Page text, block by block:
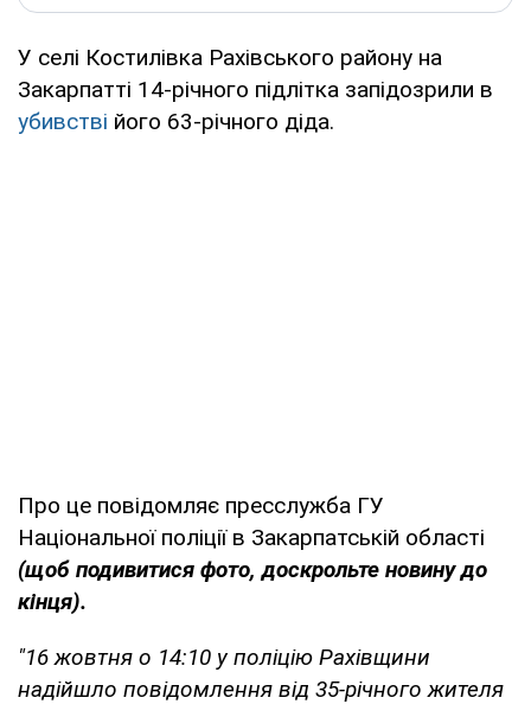
У селі Костилівка Рахівського району на
Закарпатті 14-річного підлітка запідозрили в
убивстві його 63-річного діда.
Про це повідомляє пресслужба ГУ
Національної поліції в Закарпатській області
(щоб подивитися фото, доскрольте новину до
кінця).
"16 жовтня о 14:10 у поліцію Рахівщини
надійшло повідомлення від 35-річного жителя